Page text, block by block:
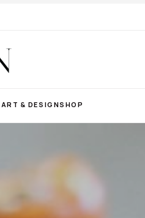
ART & DESIGNSHOP